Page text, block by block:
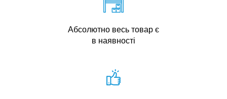
Абсолютно весь товар є
в наявності